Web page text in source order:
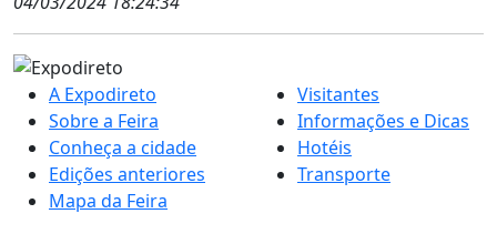
A Expodireto
Sobre a Feira
Conheça a cidade
Edições anteriores
Mapa da Feira
Visitantes
Informações e Dicas
Hotéis
Transporte